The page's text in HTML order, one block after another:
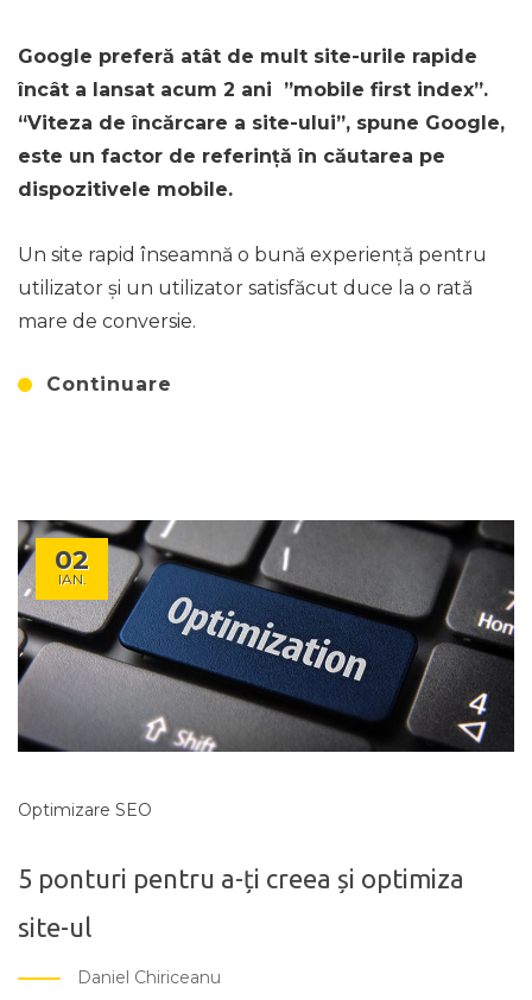
Google preferă atât de mult site-urile rapide
încât a lansat acum 2 ani ”mobile first index”.
“Viteza de încărcare a site-ului”, spune Google,
este un factor de referință în căutarea pe
dispozitivele mobile.
Un site rapid înseamnă o bună experiență pentru
utilizator și un utilizator satisfăcut duce la o rată
mare de conversie.
Continuare
02
IAN.
Optimizare SEO
5 ponturi pentru a-ți creea și optimiza
site-ul
Daniel Chiriceanu